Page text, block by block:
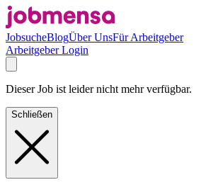
JobsucheBlogÜber UnsFür Arbeitgeber
Arbeitgeber Login
Dieser Job ist leider nicht mehr verfügbar.
Schließen